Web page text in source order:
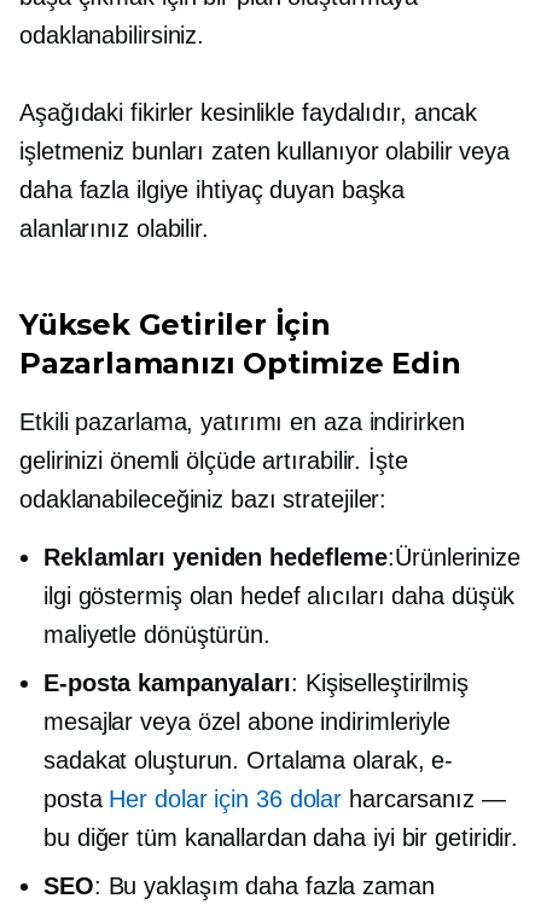
odaklanabilirsiniz.
Aşağıdaki fikirler kesinlikle faydalıdır, ancak
işletmeniz bunları zaten kullanıyor olabilir veya
daha fazla ilgiye ihtiyaç duyan başka
alanlarınız olabilir.
Yüksek Getiriler İçin
Pazarlamanızı Optimize Edin
Etkili pazarlama, yatırımı en aza indirirken
gelirinizi önemli ölçüde artırabilir. İşte
odaklanabileceğiniz bazı stratejiler:
Reklamları yeniden hedefleme:Ürünlerinize
ilgi göstermiş olan hedef alıcıları daha düşük
maliyetle dönüştürün.
E-posta kampanyaları: Kişiselleştirilmiş
mesajlar veya özel abone indirimleriyle
sadakat oluşturun. Ortalama olarak, e-
posta Her dolar için 36 dolar harcarsanız —
bu diğer tüm kanallardan daha iyi bir getiridir.
SEO: Bu yaklaşım daha fazla zaman